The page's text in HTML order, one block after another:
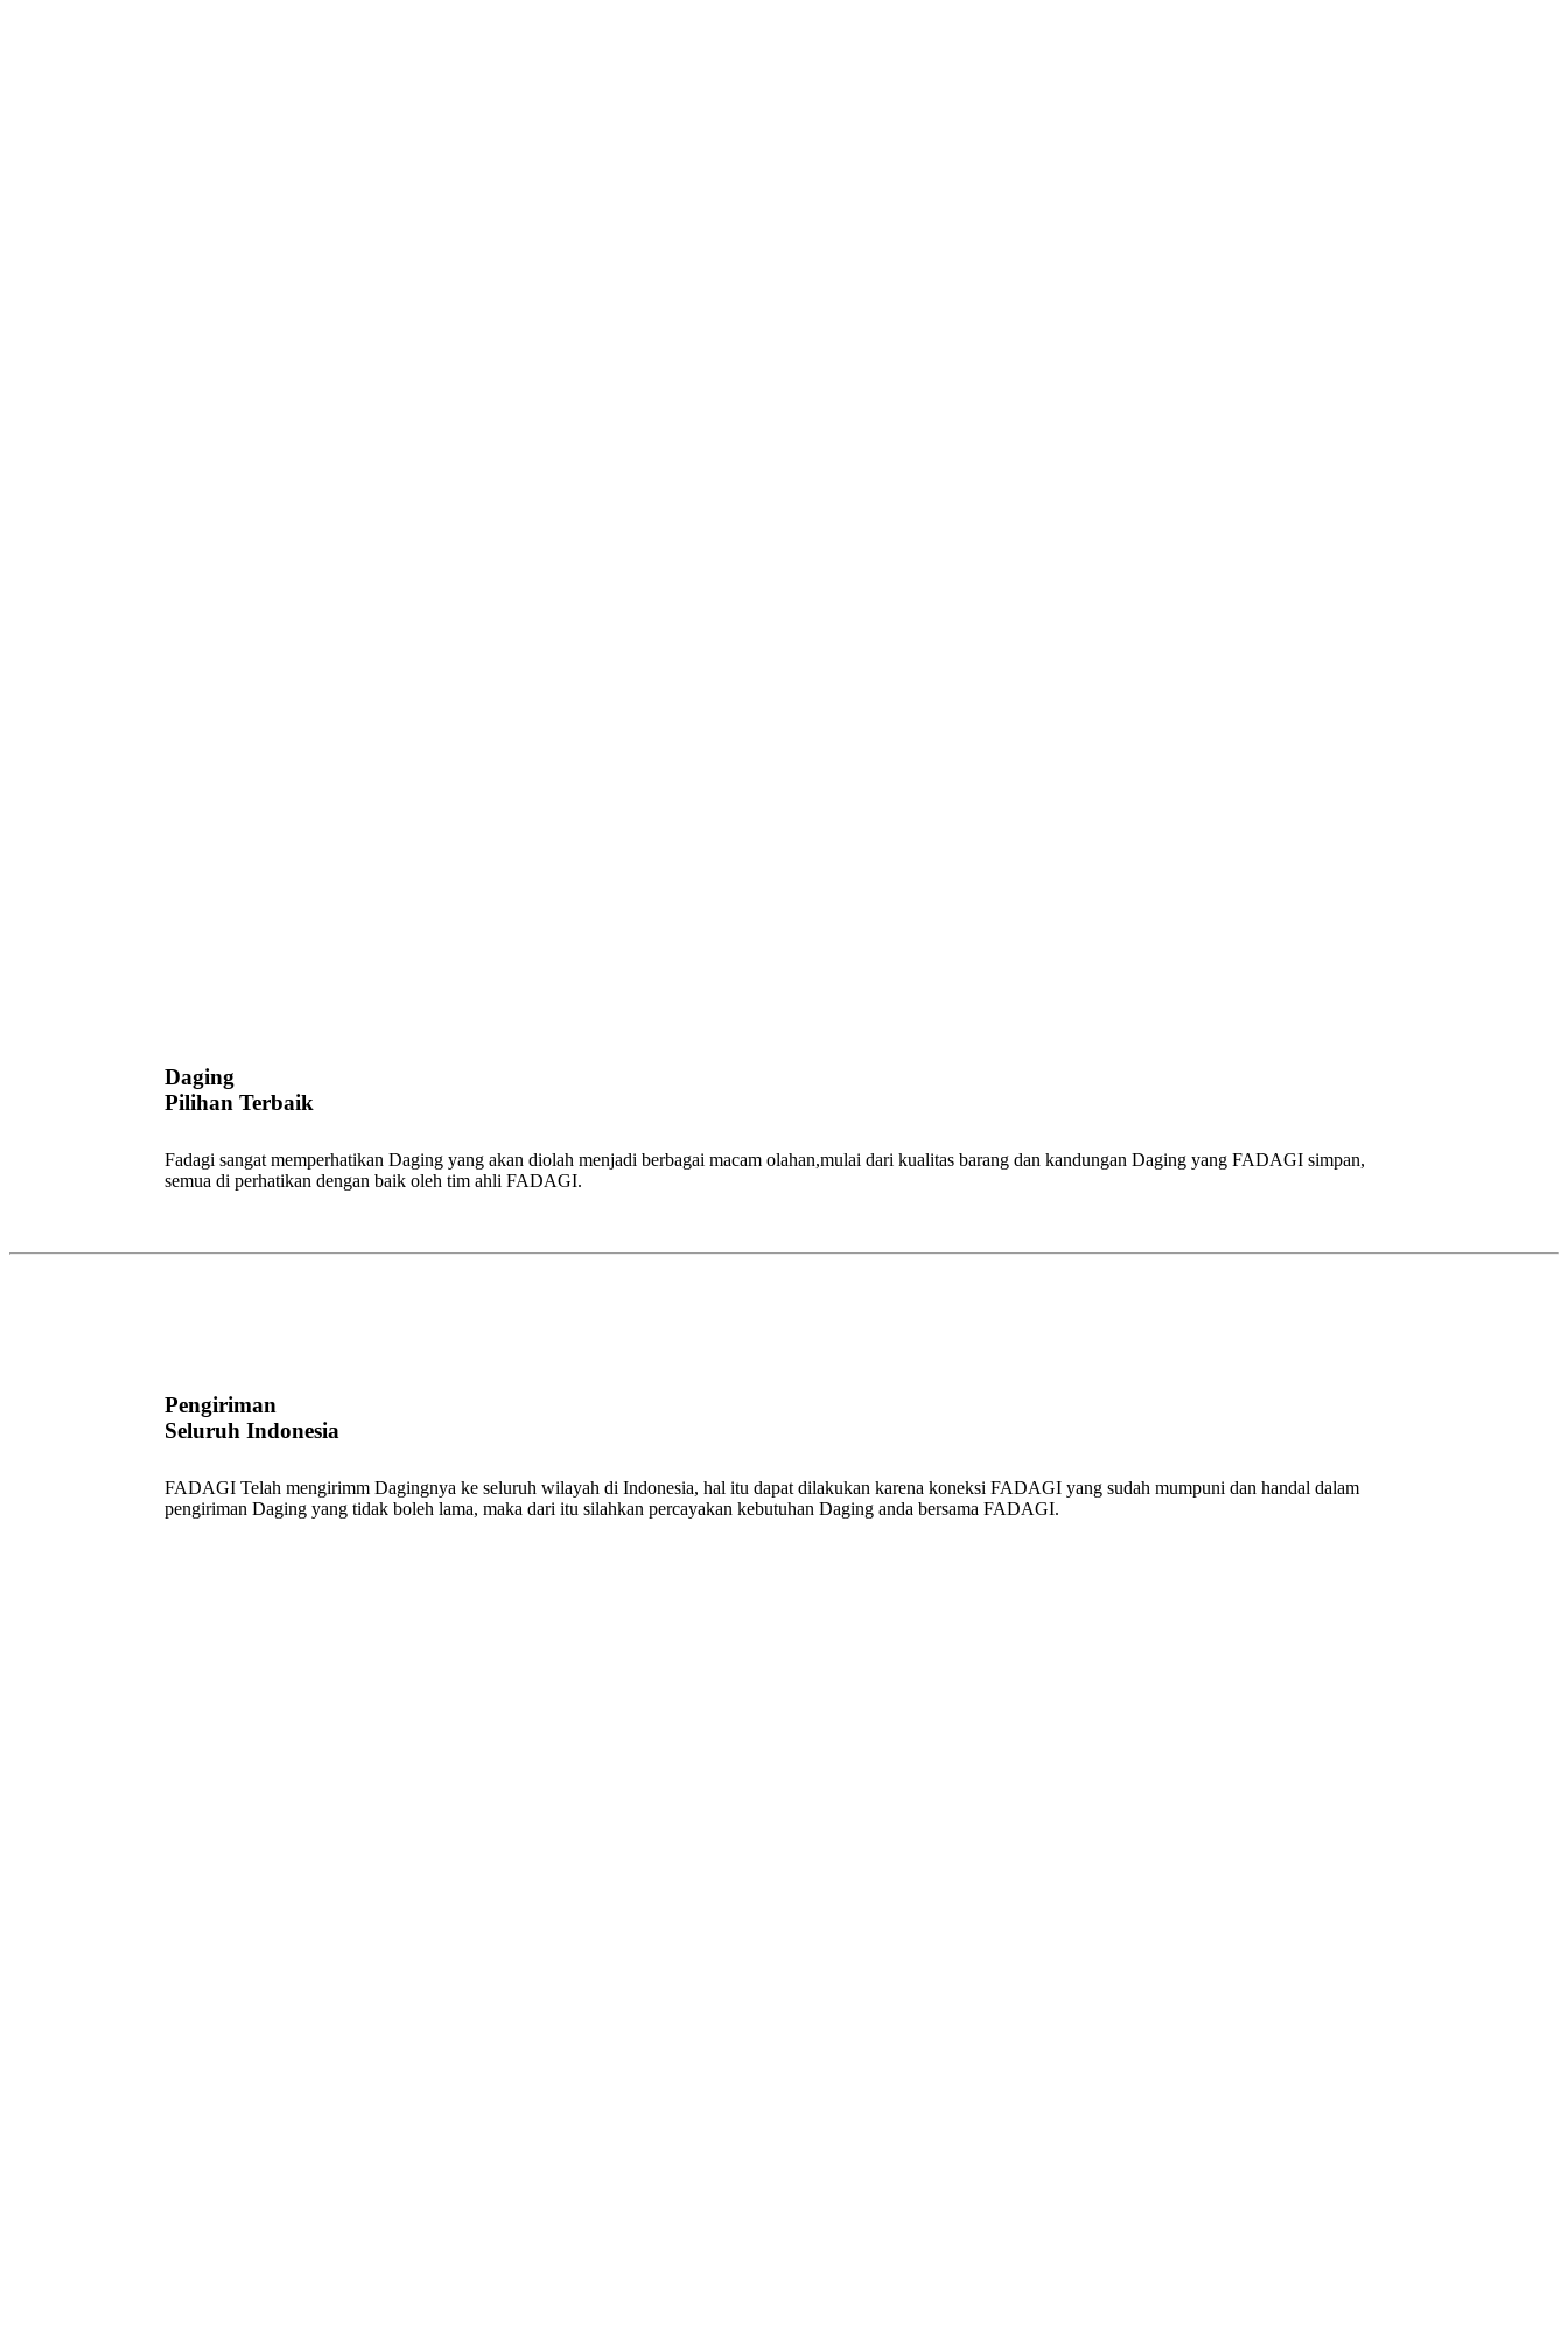
Daging
Pilihan Terbaik
Fadagi sangat memperhatikan Daging yang akan diolah menjadi berbagai macam olahan,mulai dari kualitas barang dan kandungan Daging yang FADAGI simpan,
semua di perhatikan dengan baik oleh tim ahli FADAGI.
Pengiriman
Seluruh Indonesia
FADAGI Telah mengirimm Dagingnya ke seluruh wilayah di Indonesia, hal itu dapat dilakukan karena koneksi FADAGI yang sudah mumpuni dan handal dalam
pengiriman Daging yang tidak boleh lama, maka dari itu silahkan percayakan kebutuhan Daging anda bersama FADAGI.